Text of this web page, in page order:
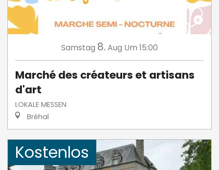
Samstag 8. Aug Um 15:00
Marché des créateurs et artisans
d'art
LOKALE MESSEN
Bréhal
Kostenlos